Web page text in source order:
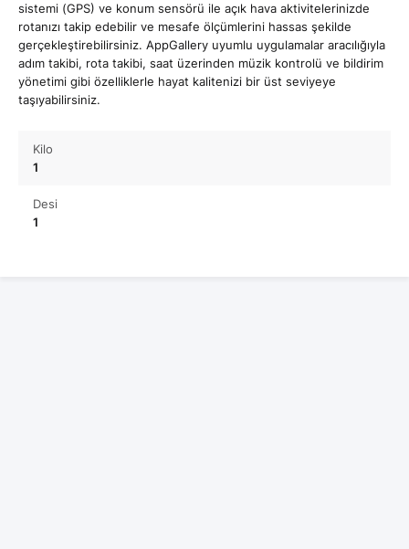
sistemi (GPS) ve konum sensörü ile açık hava aktivitelerinizde
rotanızı takip edebilir ve mesafe ölçümlerini hassas şekilde
gerçekleştirebilirsiniz. AppGallery uyumlu uygulamalar aracılığıyla
adım takibi, rota takibi, saat üzerinden müzik kontrolü ve bildirim
yönetimi gibi özelliklerle hayat kalitenizi bir üst seviyeye
taşıyabilirsiniz.
Kilo
1
Desi
1